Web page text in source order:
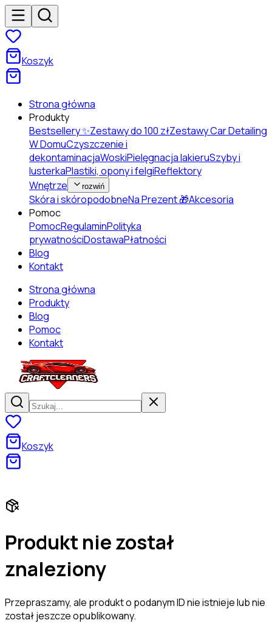
Koszyk
Strona główna
Produkty
Bestsellery ✨Zestawy do 100 złZestawy Car Detailing
W DomuCzyszczenie i
dekontaminacjaWoskiPielęgnacja lakieruSzyby i
lusterkaPlastiki, opony i felgiReflektory
Wnętrze
rozwiń
Skóra i skóropodobneNa Prezent 🎁Akcesoria
Pomoc
PomocRegulaminPolityka
prywatnościDostawaPłatności
Blog
Kontakt
Strona główna
Produkty
Blog
Pomoc
Kontakt
Koszyk
Produkt nie został
znaleziony
Przepraszamy, ale produkt o podanym ID nie istnieje lub nie
został jeszcze opublikowany.